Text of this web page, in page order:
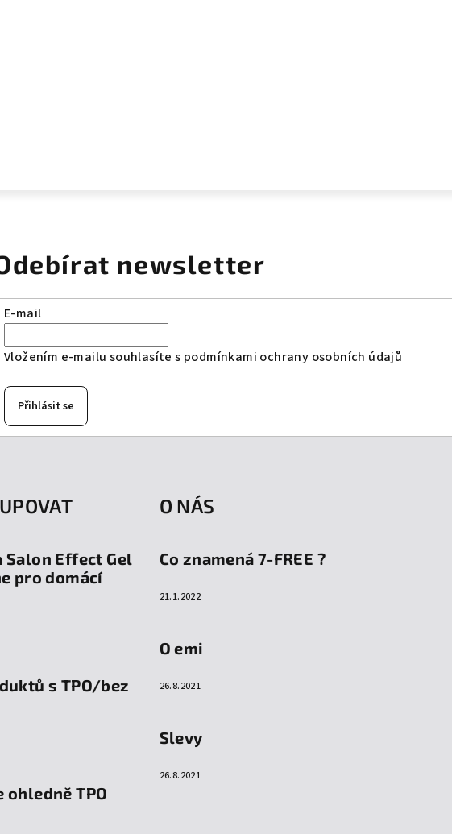
newsletter
E-mail
Vložením e-mailu souhlasíte s podmínkami ochrany osobních údajů
Přihlásit se
Salon Effect Gel
pro domácí
s TPO/bez
ohledně TPO
O NÁS
Co znamená 7-FREE ?
21.1.2022
O emi
26.8.2021
Slevy
26.8.2021